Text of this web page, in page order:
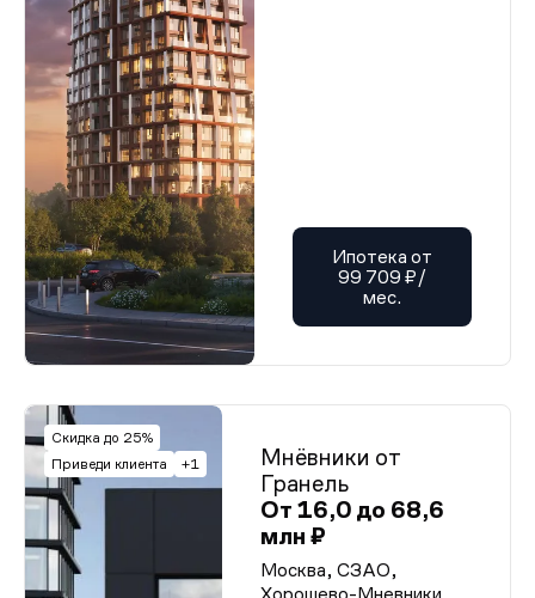
Ипотека от
99 709 ₽/
мес.
Скидка до 25%
Приведи клиента
+1
Мнёвники от
Гранель
От 16,0 до 68,6
млн ₽
Москва, СЗАО,
Хорошево-Мневники